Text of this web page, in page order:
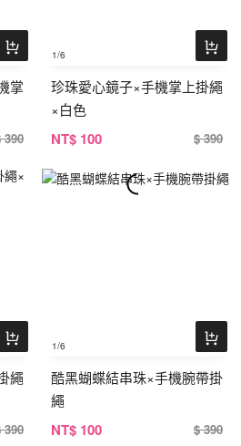
掌
390
1/6
珍珠愛心鏡子×手機掌上掛繩
×白色
NT$ 100 $ 390
繩
390
1/6
酷黑蝴蝶結串珠×手機腕帶掛
繩
NT$ 100 $ 390